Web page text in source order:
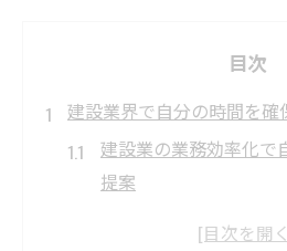
目次
建設業界で自分の時間を確
建設業の業務効率化で
提案
建設業の現場で実践で